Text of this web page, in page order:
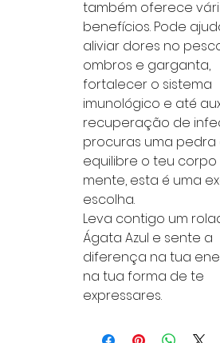
também oferece
benefícios. Pode
aliviar dores no
ombros e garganta,
fortalecer o sistema
imunológico e até
recuperação de
procuras uma pedra
equilibre o teu corpo
mente, esta é uma
escolha.
Leva contigo um
Ágata Azul e sente a
diferença na tua
na tua forma de te
expressares.